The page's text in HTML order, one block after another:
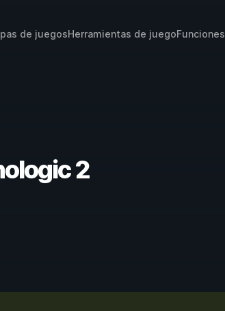
de juegosHerramientas de juegoFunciones
2